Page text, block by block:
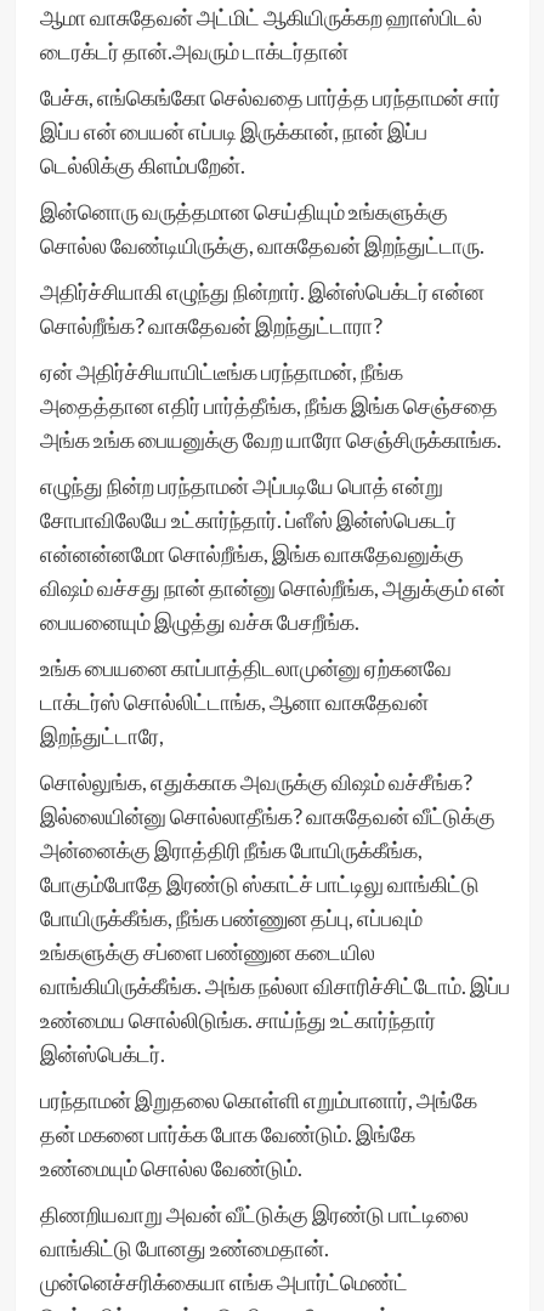
ஆமா வாசுதேவன் அட்மிட் ஆகியிருக்கற ஹாஸ்பிடல்
டைரக்டர் தான்.அவரும் டாக்டர்தான்
பேச்சு, எங்கெங்கோ செல்வதை பார்த்த பரந்தாமன் சார்
இப்ப என் பையன் எப்படி இருக்கான், நான் இப்ப
டெல்லிக்கு கிளம்பறேன்.
இன்னொரு வருத்தமான செய்தியும் உங்களுக்கு
சொல்ல வேண்டியிருக்கு, வாசுதேவன் இறந்துட்டாரு.
அதிர்ச்சியாகி எழுந்து நின்றார். இன்ஸ்பெக்டர் என்ன
சொல்றீங்க? வாசுதேவன் இறந்துட்டாரா?
ஏன் அதிர்ச்சியாயிட்டீங்க பரந்தாமன், நீங்க
அதைத்தான எதிர் பார்த்தீங்க, நீங்க இங்க செஞ்சதை
அங்க உங்க பையனுக்கு வேற யாரோ செஞ்சிருக்காங்க.
எழுந்து நின்ற பரந்தாமன் அப்படியே பொத் என்று
சோபாவிலேயே உட்கார்ந்தார். ப்ளீஸ் இன்ஸ்பெகடர்
என்னன்னமோ சொல்றீங்க, இங்க வாசுதேவனுக்கு
விஷம் வச்சது நான் தான்னு சொல்றீங்க, அதுக்கும் என்
பையனையும் இழுத்து வச்சு பேசறீங்க.
உங்க பையனை காப்பாத்திடலாமுன்னு ஏற்கனவே
டாக்டர்ஸ் சொல்லிட்டாங்க, ஆனா வாசுதேவன்
இறந்துட்டாரே,
சொல்லுங்க, எதுக்காக அவருக்கு விஷம் வச்சீங்க?
இல்லையின்னு சொல்லாதீங்க? வாசுதேவன் வீட்டுக்கு
அன்னைக்கு இராத்திரி நீங்க போயிருக்கீங்க,
போகும்போதே இரண்டு ஸ்காட்ச் பாட்டிலு வாங்கிட்டு
போயிருக்கீங்க, நீங்க பண்ணுன தப்பு, எப்பவும்
உங்களுக்கு சப்ளை பண்ணுன கடையில
வாங்கியிருக்கீங்க. அங்க நல்லா விசாரிச்சிட்டோம். இப்ப
உண்மைய சொல்லிடுங்க. சாய்ந்து உட்கார்ந்தார்
இன்ஸ்பெக்டர்.
பரந்தாமன் இறுதலை கொள்ளி எறும்பானார், அங்கே
தன் மகனை பார்க்க போக வேண்டும். இங்கே
உண்மையும் சொல்ல வேண்டும்.
திணறியவாறு அவன் வீட்டுக்கு இரண்டு பாட்டிலை
வாங்கிட்டு போனது உண்மைதான்.
முன்னெச்சரிக்கையா எங்க அபார்ட்மெண்ட்